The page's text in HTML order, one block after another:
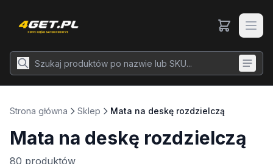
Strona główna Sklep Mata na deskę rozdzielczą
Mata na deskę rozdzielczą
80 produktów